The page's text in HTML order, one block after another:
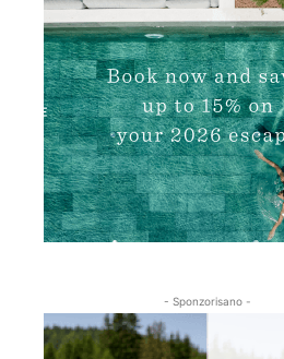
- Sponzorisano -